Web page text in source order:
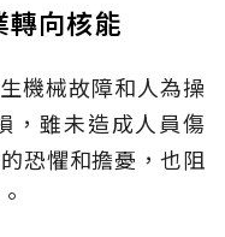
向核能
機械故障和人為操
，雖未造成人員傷
恐懼和擔憂，也阻